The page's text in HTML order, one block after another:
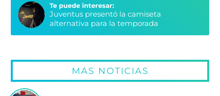
Te puede interesar:
Juventus presentó la camiseta
alternativa para la temporada
MÁS NOTICIAS